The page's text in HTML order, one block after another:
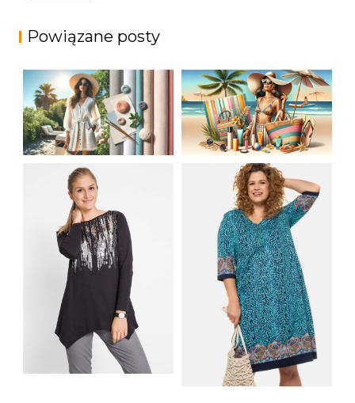
Powiązane posty
LETNIA MODA
PLAŻOWA: STROJE
KĄPIELOWE I
AKCESORIA, KTÓRE
MUSISZ MIEĆ
JAK STYLOWO
PRZETRWAĆ UPALNE
DNI: NAJLEPSZE
MATERIAŁY I KROJE
NA LATO